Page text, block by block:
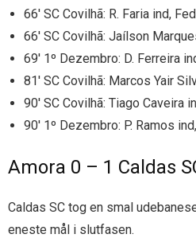
66′ SC Covilhã: R. Faria ind,
66′ SC Covilhã: Jaílson
69′ 1º Dezembro: D. Ferreira
81′ SC Covilhã: Marcos Yair
90′ SC Covilhã: Tiago Caveira
90′ 1º Dezembro: P. Ramos
Amora 0 – 1 Caldas
Caldas SC tog en smal
eneste mål i slutfasen.